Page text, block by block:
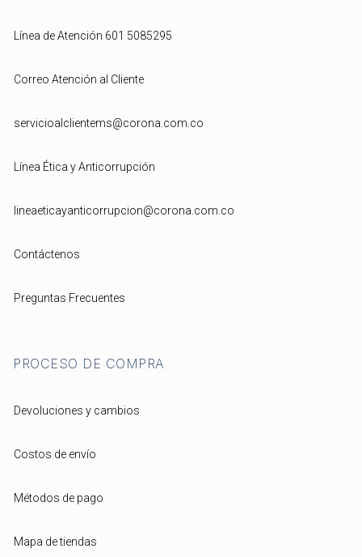
Línea de Atención 601 5085295
Correo Atención al Cliente
servicioalclientems@corona.com.co
Línea Ética y Anticorrupción
lineaeticayanticorrupcion@corona.com.co
Contáctenos
Preguntas Frecuentes
PROCESO DE COMPRA
Devoluciones y cambios
Costos de envío
Métodos de pago
Mapa de tiendas